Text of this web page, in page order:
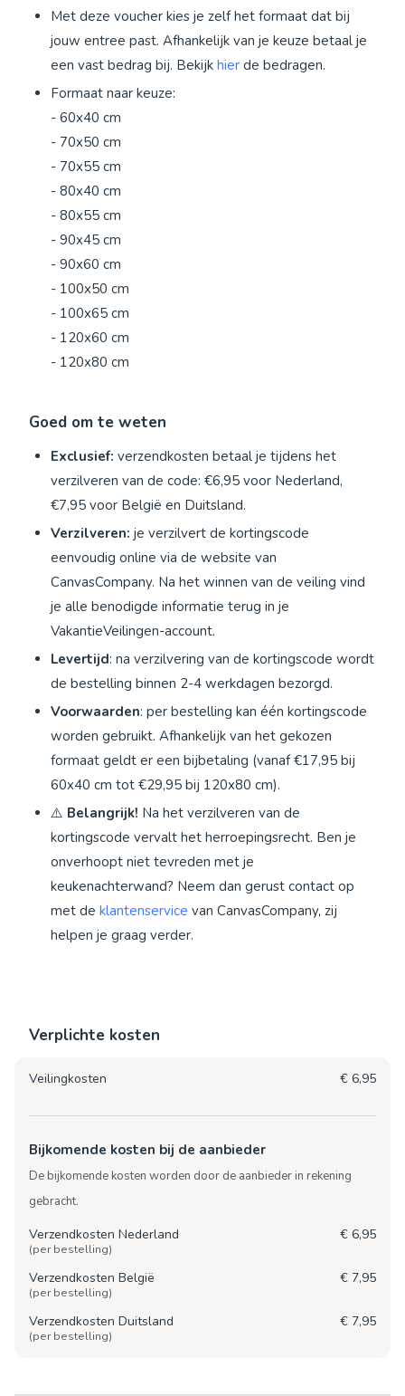
Met deze voucher kies je zelf het formaat dat bij
jouw entree past. Afhankelijk van je keuze betaal je
een vast bedrag bij. Bekijk hier de bedragen.
Formaat naar keuze:
- 60x40 cm
- 70x50 cm
- 70x55 cm
- 80x40 cm
- 80x55 cm
- 90x45 cm
- 90x60 cm
- 100x50 cm
- 100x65 cm
- 120x60 cm
- 120x80 cm
Goed om te weten
Exclusief: verzendkosten betaal je tijdens het
verzilveren van de code: €6,95 voor Nederland,
€7,95 voor België en Duitsland.
Verzilveren: je verzilvert de kortingscode
eenvoudig online via de website van
CanvasCompany. Na het winnen van de veiling vind
je alle benodigde informatie terug in je
VakantieVeilingen-account.
Levertijd: na verzilvering van de kortingscode wordt
de bestelling binnen 2-4 werkdagen bezorgd.
Voorwaarden: per bestelling kan één kortingscode
worden gebruikt. Afhankelijk van het gekozen
formaat geldt er een bijbetaling (vanaf €17,95 bij
60x40 cm tot €29,95 bij 120x80 cm).
⚠️ Belangrijk! Na het verzilveren van de
kortingscode vervalt het herroepingsrecht. Ben je
onverhoopt niet tevreden met je
keukenachterwand? Neem dan gerust contact op
met de klantenservice van CanvasCompany, zij
helpen je graag verder.
Verplichte kosten
Veilingkosten € 6,95
Bijkomende kosten bij de aanbieder
De bijkomende kosten worden door de aanbieder in rekening
gebracht.
Verzendkosten Nederland
(per bestelling)
€ 6,95
Verzendkosten België
(per bestelling)
€ 7,95
Verzendkosten Duitsland
(per bestelling)
€ 7,95